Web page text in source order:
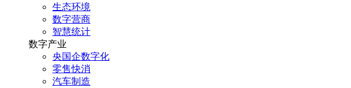
生态环境
数字营商
智慧统计
数字产业
央国企数字化
零售快消
汽车制造